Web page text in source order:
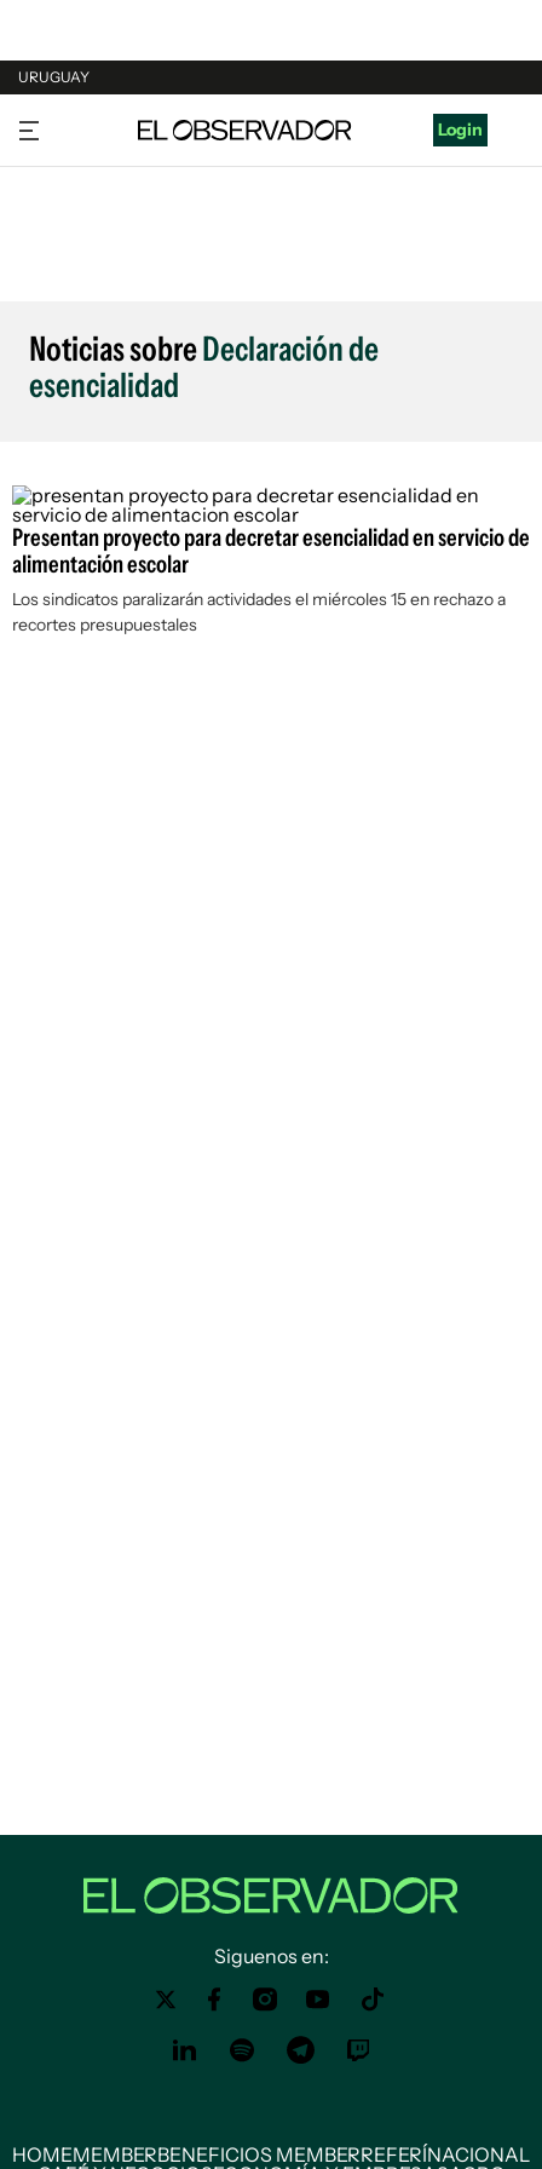
URUGUAY
URUGUAY
ARGENTINA
Login
Noticias sobreDeclaración de
esencialidad
Presentan proyecto para decretar esencialidad en servicio de
alimentación escolar
Los sindicatos paralizarán actividades el miércoles 15 en rechazo a
recortes presupuestales
Siguenos en:
HOMEMEMBERBENEFICIOS MEMBERREFERÍNACIONAL